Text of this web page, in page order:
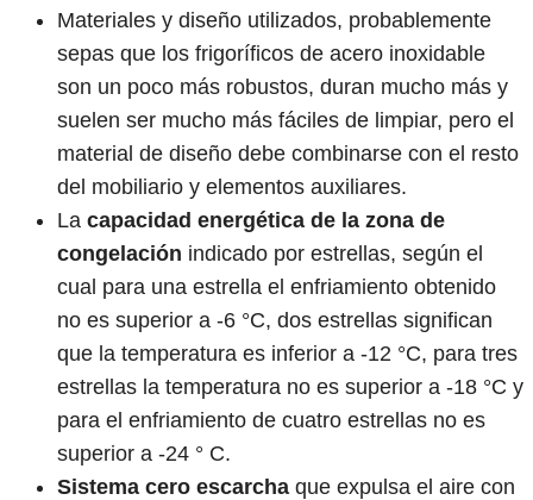
Materiales y diseño utilizados, probablemente
sepas que los frigoríficos de acero inoxidable
son un poco más robustos, duran mucho más y
suelen ser mucho más fáciles de limpiar, pero el
material de diseño debe combinarse con el resto
del mobiliario y elementos auxiliares.
La capacidad energética de la zona de
congelación indicado por estrellas, según el
cual para una estrella el enfriamiento obtenido
no es superior a -6 °C, dos estrellas significan
que la temperatura es inferior a -12 °C, para tres
estrellas la temperatura no es superior a -18 °C y
para el enfriamiento de cuatro estrellas no es
superior a -24 ° C.
Sistema cero escarcha que expulsa el aire con